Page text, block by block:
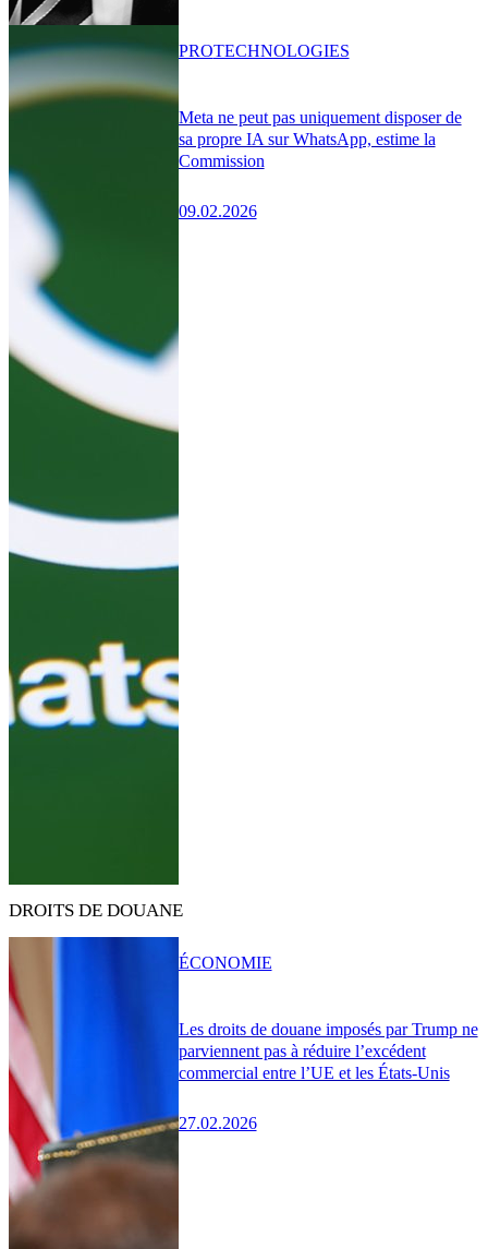
Meta ne peut pas uniquement disposer de
sa propre IA sur WhatsApp, estime la
Commission
09.02.2026
PROTECHNOLOGIES
DROITS DE DOUANE
Les droits de douane imposés par Trump ne
parviennent pas à réduire l’excédent
commercial entre l’UE et les États-Unis
27.02.2026
ÉCONOMIE